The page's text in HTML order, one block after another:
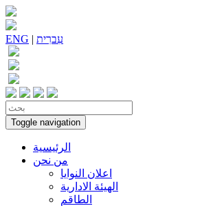
ENG | עִברִית
Toggle navigation
الرئيسية
من نحن
اعلان النوايا
الهيئة الادارية
الطاقم